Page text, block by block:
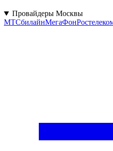
Провайдеры Москвы
МТСбилайнМегаФон